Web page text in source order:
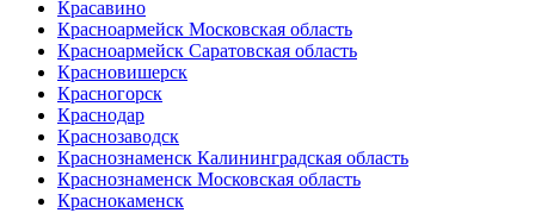
Красавино
Красноармейск Московская область
Красноармейск Саратовская область
Красновишерск
Красногорск
Краснодар
Краснозаводск
Краснознаменск Калининградская область
Краснознаменск Московская область
Краснокаменск